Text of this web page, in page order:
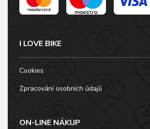
I LOVE BIKE
Cookies
Zpracování osobních údajů
ON-LINE NÁKUP